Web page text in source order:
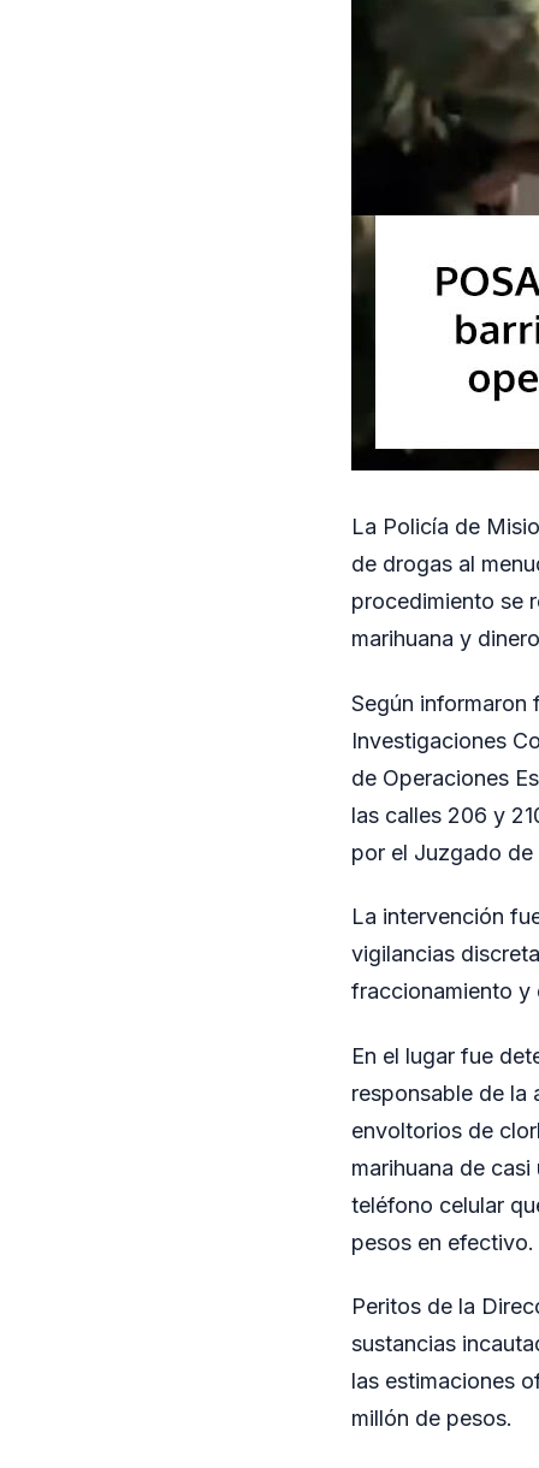
La Policía de
de drogas al
procedimiento se
marihuana y
Según informaron
Investigaciones
de Operaciones
las calles 206 y
por el Juzgado
La intervención
vigilancias
fraccionamiento y
En el lugar fue
responsable de la
envoltorios de
marihuana de
teléfono celular
pesos en efectivo.
Peritos de la
sustancias
las estimaciones
millón de pesos.